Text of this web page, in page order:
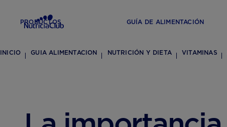
PRODUCTOS GUÍA DE ALIMENTACIÓN
INICIO GUIA ALIMENTACION NUTRICIÓN Y DIETA VITAMINAS